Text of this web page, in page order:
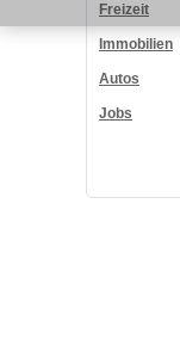
Freizeit
Immobilien
Autos
Jobs